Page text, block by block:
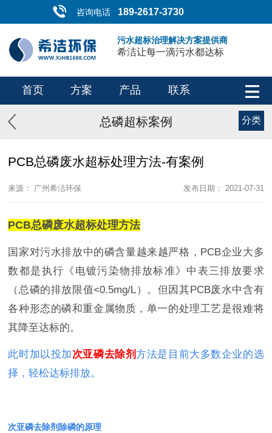
咨询电话 189-2617-3730
污水超标治理解决方案提供商
希洁让每一滴污水都达标
首页 方案 产品 联系
总磷超标案例 分类
PCB总磷废水超标处理方法-有案例
来源： 广州希洁环保 发布日期： 2021-07-31
PCB总磷废水超标处理方法
国家对污水排放中的磷含量越来越严格，PCB企业大多
数都是执行《电镀污染物排放标准》中表三排放要求
（总磷的排放限值<0.5mg/L）。但因其PCB废水中含有
各种形态的磷和重金属物质，单一的处理工艺是很难将
其降至达标的。
此时加以投加次亚磷去除剂方法是目前大多数企业的选
择，轻松达标排放。
次亚磷去除剂除磷的原理